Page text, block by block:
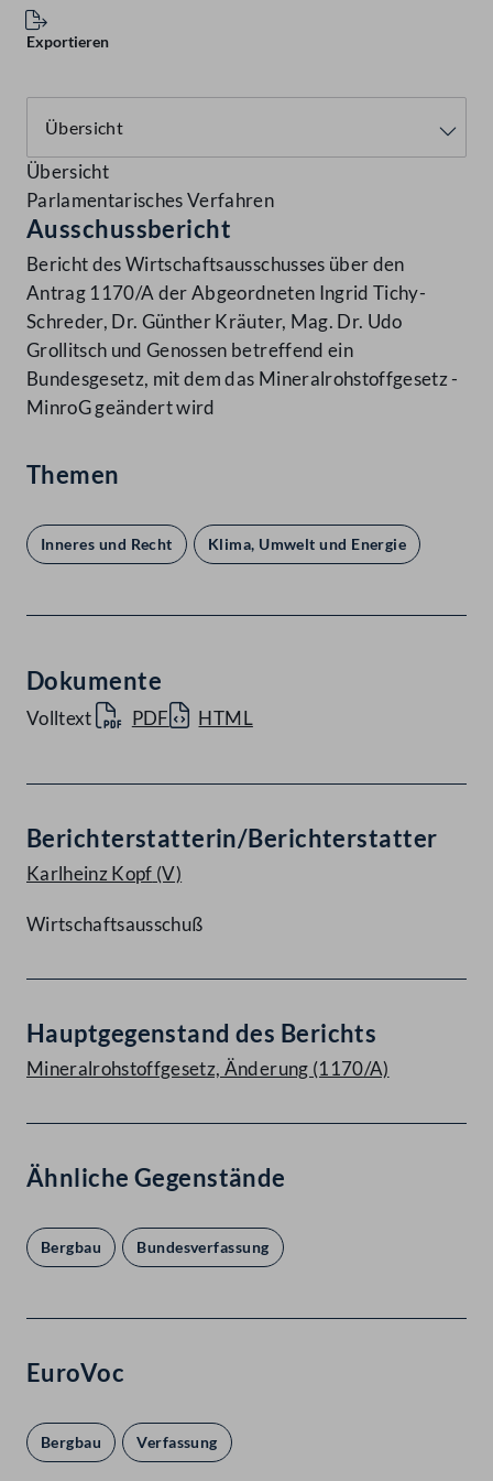
Exportieren
Übersicht
Parlamentarisches Verfahren
Ausschussbericht
Bericht des Wirtschaftsausschusses über den
Antrag 1170/A der Abgeordneten Ingrid Tichy-
Schreder, Dr. Günther Kräuter, Mag. Dr. Udo
Grollitsch und Genossen betreffend ein
Bundesgesetz, mit dem das Mineralrohstoffgesetz -
MinroG geändert wird
Themen
Inneres und Recht Klima, Umwelt und Energie
Dokumente
Volltext PDF HTML
Berichterstatterin/Berichterstatter
Karlheinz Kopf (V)
Wirtschaftsausschuß
Hauptgegenstand des Berichts
Mineralrohstoffgesetz, Änderung (1170/A)
Ähnliche Gegenstände
Bergbau Bundesverfassung
EuroVoc
Bergbau Verfassung